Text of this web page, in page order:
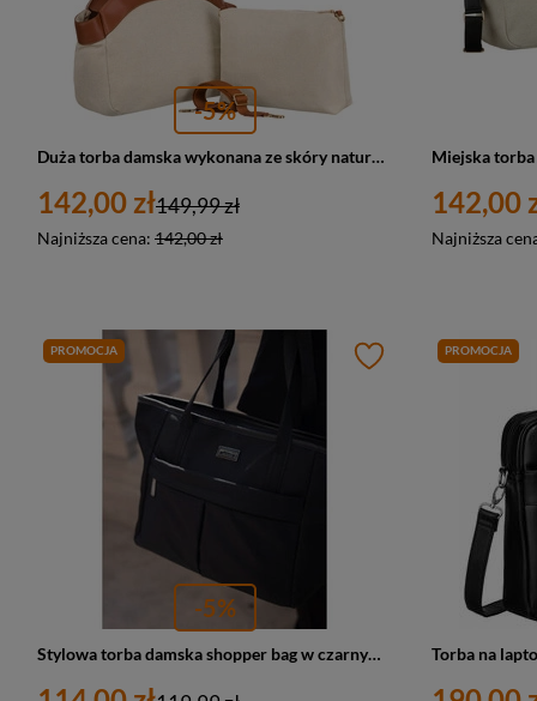
-5%
Duża torba damska wykonana ze skóry naturalnej i włókna poliamidowego w beżowo-brązowym kolorze - Peterson
142,00 zł
Najniższa cena: 142,00 zł
149,99 zł 142,00
Najniższa
PROMOCJA
-5%
Stylowa torba damska shopper bag w czarnym kolorze - Peterson CTY-08
PROMOCJA